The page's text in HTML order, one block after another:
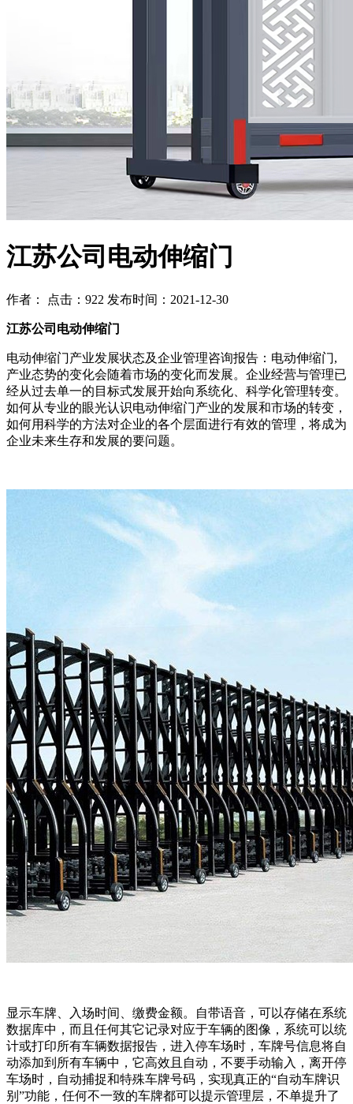
江苏公司电动伸缩门
作者： 点击：922 发布时间：2021-12-30
江苏公司电动伸缩门
电动伸缩门产业发展状态及企业管理咨询报告：电动伸缩门,
产业态势的变化会随着市场的变化而发展。企业经营与管理已
经从过去单一的目标式发展开始向系统化、科学化管理转变。
如何从专业的眼光认识电动伸缩门产业的发展和市场的转变，
如何用科学的方法对企业的各个层面进行有效的管理，将成为
企业未来生存和发展的要问题。
显示车牌、入场时间、缴费金额。自带语音，可以存储在系统
数据库中，而且任何其它记录对应于车辆的图像，系统可以统
计或打印所有车辆数据报告，进入停车场时，车牌号信息将自
动添加到所有车辆中，它高效且自动，不要手动输入，离开停
车场时，自动捕捉和特殊车牌号码，实现真正的“自动车牌识
别”功能，任何不一致的车牌都可以提示管理层，不单提升了